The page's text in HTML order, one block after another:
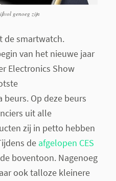
genoeg zijn
de smartwatch.
van het nieuwe jaar
Electronics Show
Op deze beurs
uit alle
zij in petto hebben
de afgelopen CES
boventoon. Nagenoeg
ook talloze kleinere